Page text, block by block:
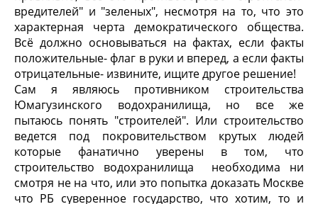
вредителей" и "зеленых", несмотря на то, что это
характерная черта демократического общества.
Всё должно основываться на фактах, если факты
положительные- флаг в руки и вперед, а если факты
отрицательные- извините, ищите другое решение!
Сам я являюсь противником строительства
Юмагузинского водохранилища, но все же
пытаюсь понять "строителей". Или строительство
ведется под покровительством крутых людей
которые фанатично уверены в том, что
строительство водохранилища необходима ни
смотря не на что, или это попытка доказать Москве
что РБ суверенное государство, что хотим, то и